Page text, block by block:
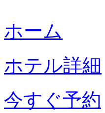
ホーム
ホテル詳細
今すぐ予約